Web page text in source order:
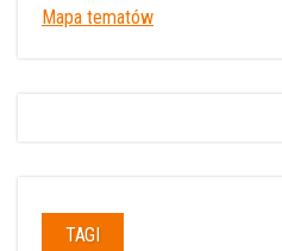
Mapa tematów
TAGI